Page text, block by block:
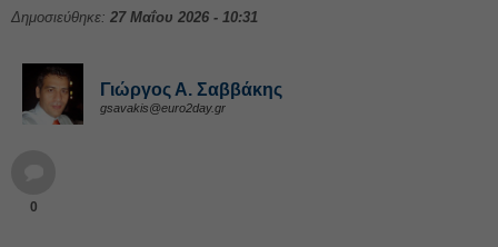
Δημοσιεύθηκε: 27 Μαΐου 2026 - 10:31
Γιώργος Α. Σαββάκης
gsavakis@euro2day.gr
0